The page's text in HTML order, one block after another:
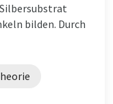
bilden. Durch